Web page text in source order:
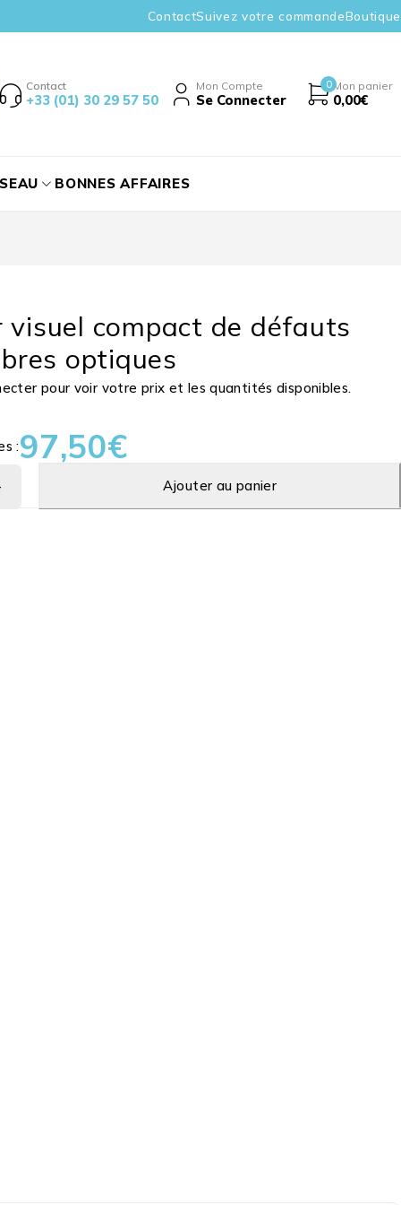
ContactSuivez votre commandeBoutique
Contact
+33 (01) 30 29 57 50
Mon Compte
Se Connecter
0 Mon panier
0,00€
BONNES AFFAIRES
visuel compact de défauts
optiques
pour voir votre prix et les quantités disponibles.
:97,50€
Ajouter au panier